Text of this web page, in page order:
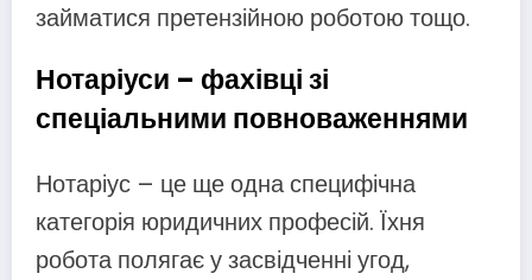
займатися претензійною роботою тощо.
Нотаріуси – фахівці зі
спеціальними повноваженнями
Нотаріус – це ще одна специфічна
категорія юридичних професій. Їхня
робота полягає у засвідченні угод,